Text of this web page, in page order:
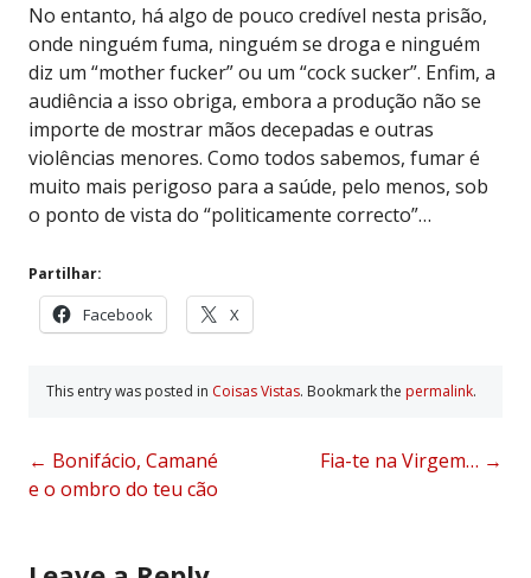
No entanto, há algo de pouco credível nesta prisão,
onde ninguém fuma, ninguém se droga e ninguém
diz um “mother fucker” ou um “cock sucker”. Enfim, a
audiência a isso obriga, embora a produção não se
importe de mostrar mãos decepadas e outras
violências menores. Como todos sabemos, fumar é
muito mais perigoso para a saúde, pelo menos, sob
o ponto de vista do “politicamente correcto”…
Partilhar:
Facebook X
This entry was posted in Coisas Vistas. Bookmark the permalink.
Post
navigation
← Bonifácio, Camané
e o ombro do teu cão
Fia-te na Virgem… →